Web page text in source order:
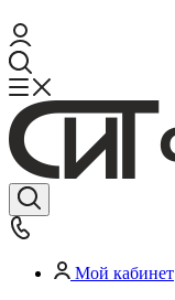
Мой кабинет